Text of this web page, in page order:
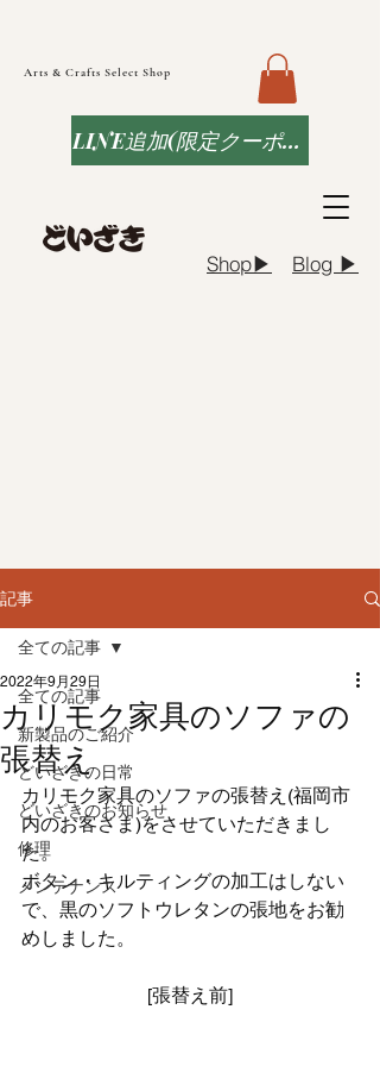
Arts & Crafts Select Shop
Blog ▶︎
Shop▶︎
LINE追加(限定クーポンなど)
記事
全ての記事
新製品のご紹介
どいざきの日常
どいざきのお知らせ
修理
メンテナンス
全ての記事
カリモク家具のソファの
張替え
2022年9月29日
カリモク家具のソファの張替え(福岡市
内のお客さま)をさせていただきまし
た。
ボタン・キルティングの加工はしない
で、黒のソフトウレタンの張地をお勧
めしました。
[張替え前]